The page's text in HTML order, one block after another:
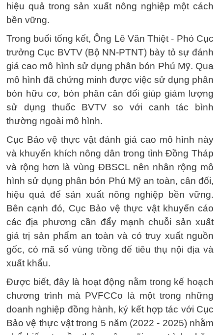
hiệu quả trong sản xuất nông nghiệp một cách
bền vững.
Trong buổi tổng kết, Ông Lê Văn Thiệt - Phó Cục
trưởng Cục BVTV (Bộ NN-PTNT) bày tỏ sự đánh
giá cao mô hình sử dụng phân bón Phú Mỹ. Qua
mô hình đã chứng minh được việc sử dụng phân
bón hữu cơ, bón phân cân đối giúp giảm lượng
sử dụng thuốc BVTV so với canh tác bình
thường ngoài mô hình.
Cục Bảo vệ thực vật đánh giá cao mô hình này
và khuyến khích nông dân trong tỉnh Đồng Tháp
và rộng hơn là vùng ĐBSCL nên nhân rộng mô
hình sử dụng phân bón Phú Mỹ an toàn, cân đối,
hiệu quả để sản xuất nông nghiệp bền vững.
Bên cạnh đó, Cục Bảo vệ thực vật khuyến cáo
các địa phương cần đẩy mạnh chuỗi sản xuất
giá trị sản phẩm an toàn và có truy xuất nguồn
gốc, có mã số vùng trồng để tiêu thụ nội địa và
xuất khẩu.
Được biết, đây là hoạt động nằm trong kế hoạch
chương trình mà PVFCCo là một trong những
doanh nghiệp đồng hành, ký kết hợp tác với Cục
Bảo vệ thực vật trong 5 năm (2022 - 2025) nhằm